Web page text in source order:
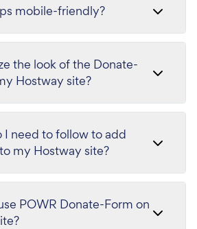
mobile-friendly?
the look of the Donate-
Hostway site?
I need to follow to add
my Hostway site?
POWR Donate-Form on